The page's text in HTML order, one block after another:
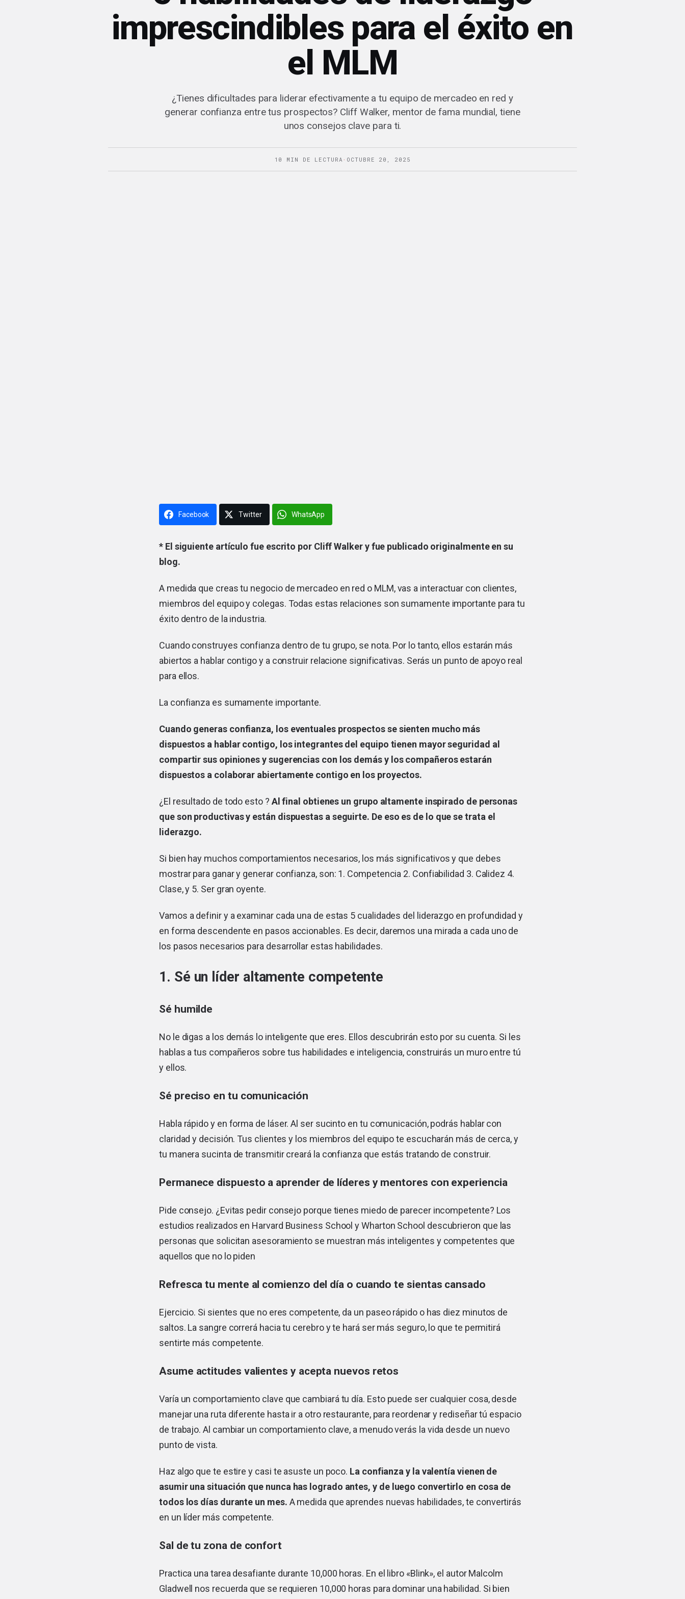
imprescindibles para el éxito en
el MLM
¿Tienes dificultades para liderar efectivamente a tu equipo de mercadeo en red y
generar confianza entre tus prospectos? Cliff Walker, mentor de fama mundial, tiene
unos consejos clave para ti.
10 MIN DE LECTURA · OCTUBRE 20, 2025
Facebook Twitter WhatsApp
* El siguiente artículo fue escrito por Cliff Walker y fue publicado originalmente en su
blog.
A medida que creas tu negocio de mercadeo en red o MLM, vas a interactuar con clientes,
miembros del equipo y colegas. Todas estas relaciones son sumamente importante para tu
éxito dentro de la industria.
Cuando construyes confianza dentro de tu grupo, se nota. Por lo tanto, ellos estarán más
abiertos a hablar contigo y a construir relacione significativas. Serás un punto de apoyo real
para ellos.
La confianza es sumamente importante.
Cuando generas confianza, los eventuales prospectos se sienten mucho más
dispuestos a hablar contigo, los integrantes del equipo tienen mayor seguridad al
compartir sus opiniones y sugerencias con los demás y los compañeros estarán
dispuestos a colaborar abiertamente contigo en los proyectos.
¿El resultado de todo esto ? Al final obtienes un grupo altamente inspirado de personas
que son productivas y están dispuestas a seguirte. De eso es de lo que se trata el
liderazgo.
Si bien hay muchos comportamientos necesarios, los más significativos y que debes
mostrar para ganar y generar confianza, son: 1. Competencia 2. Confiabilidad 3. Calidez 4.
Clase, y 5. Ser gran oyente.
Vamos a definir y a examinar cada una de estas 5 cualidades del liderazgo en profundidad y
en forma descendente en pasos accionables. Es decir, daremos una mirada a cada uno de
los pasos necesarios para desarrollar estas habilidades.
1. Sé un líder altamente competente
Sé humilde
No le digas a los demás lo inteligente que eres. Ellos descubrirán esto por su cuenta. Si les
hablas a tus compañeros sobre tus habilidades e inteligencia, construirás un muro entre tú
y ellos.
Sé preciso en tu comunicación
Habla rápido y en forma de láser. Al ser sucinto en tu comunicación, podrás hablar con
claridad y decisión. Tus clientes y los miembros del equipo te escucharán más de cerca, y
tu manera sucinta de transmitir creará la confianza que estás tratando de construir.
Permanece dispuesto a aprender de líderes y mentores con experiencia
Pide consejo. ¿Evitas pedir consejo porque tienes miedo de parecer incompetente? Los
estudios realizados en Harvard Business School y Wharton School descubrieron que las
personas que solicitan asesoramiento se muestran más inteligentes y competentes que
aquellos que no lo piden
Refresca tu mente al comienzo del día o cuando te sientas cansado
Ejercicio. Si sientes que no eres competente, da un paseo rápido o has diez minutos de
saltos. La sangre correrá hacia tu cerebro y te hará ser más seguro, lo que te permitirá
sentirte más competente.
Asume actitudes valientes y acepta nuevos retos
Varía un comportamiento clave que cambiará tu día. Esto puede ser cualquier cosa, desde
manejar una ruta diferente hasta ir a otro restaurante, para reordenar y rediseñar tú espacio
de trabajo. Al cambiar un comportamiento clave, a menudo verás la vida desde un nuevo
punto de vista.
Haz algo que te estire y casi te asuste un poco. La confianza y la valentía vienen de
asumir una situación que nunca has logrado antes, y de luego convertirlo en cosa de
todos los días durante un mes. A medida que aprendes nuevas habilidades, te convertirás
en un líder más competente.
Sal de tu zona de confort
Practica una tarea desafiante durante 10,000 horas. En el libro «Blink», el autor Malcolm
Gladwell nos recuerda que se requieren 10,000 horas para dominar una habilidad. Si bien